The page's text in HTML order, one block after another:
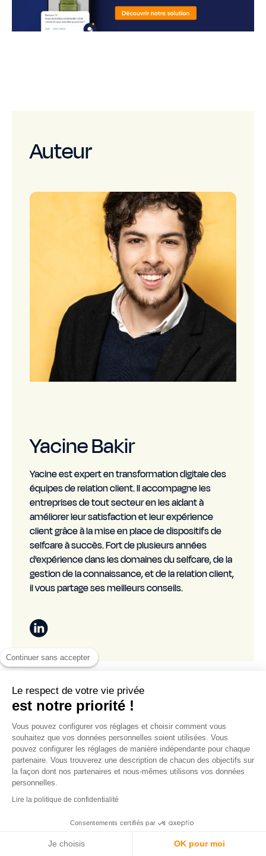
Continuer sans accepter
Le respect de votre vie privée
est notre priorité !
Vous pouvez configurer vos réglages et choisir comment vous
souhaitez que vos données personnelles soient utilisées. Vous
pouvez configurer les réglages de manière indépendante pour chaque
partenaire. Vous trouverez une description de chacun des objectifs sur
la façon dont nos partenaires et nous-mêmes utilisons vos données
personnelles.
Lire la politique de confidentialité
Consentements certifiés par
Je choisis OK pour moi
Ce site web stocke les cookies sur votre ordinateur. Ces cookies sont
utilisés pour collecter des informations sur la manière dont vous
interagissez avec notre site web et nous permettent de nous souvenir
de vous. Si vous continuez à utiliser ce dernier, nous considérerons
que vous acceptez l'utilisation des cookies.
Pour en savoir plus sur les cookies que nous utilisons, consultez notre
politique de confidentialité.
Auteur
Yacine Bakir
Yacine est expert en transformation digitale des
équipes de relation client. Il accompagne les
entreprises de tout secteur en les aidant à
améliorer leur satisfaction et leur expérience
client grâce à la mise en place de dispositifs de
selfcare à succès. Fort de plusieurs années
d'expérience dans les domaines du selfcare, de la
gestion de la connaissance, et de la relation client,
il vous partage ses meilleurs conseils.